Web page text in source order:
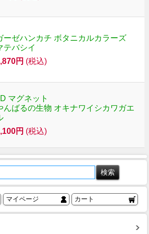
ーゼハンカチ ボタニカルカラーズ
テバシイ
円 (税込)
マグネット
んばるの生物 オキナワイシカワガエ
円 (税込)
マイページ カート